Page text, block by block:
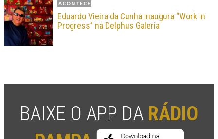
ACONTECE
Eduardo Vieira da Cunha inaugura “Work in
Progress” na Delphus Galeria
BAIXE O APP DA RÁDIO